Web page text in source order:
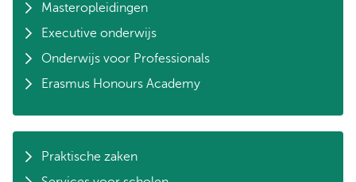
Masteropleidingen
Executive onderwijs
Onderwijs voor Professionals
Erasmus Honours Academy
Praktische zaken